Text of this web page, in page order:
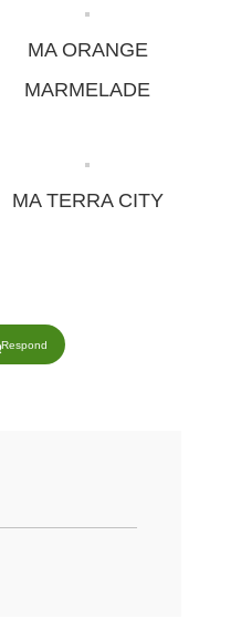
MA ORANGE
MARMELADE
MA TERRA CITY
Respond